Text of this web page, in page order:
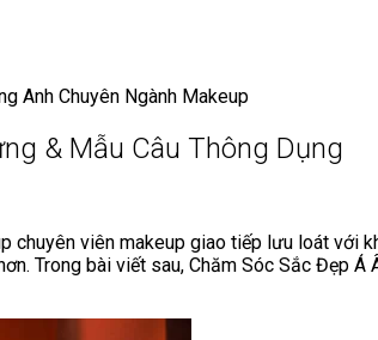
Anh Chuyên Ngành Makeup
& Mẫu Câu Thông Dụng
chuyên viên makeup giao tiếp lưu loát với
Trong bài viết sau, Chăm Sóc Sắc Đẹp